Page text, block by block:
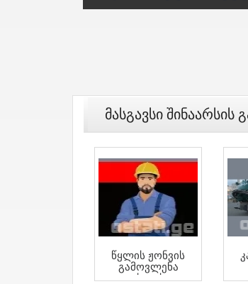
Მასგავსი Შინაარსის
Წყლის Ჟონვის
Გამოვლენა
Უახლესი